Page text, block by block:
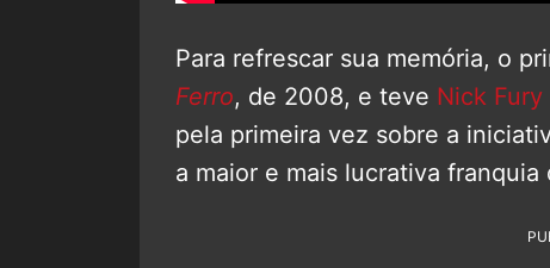
Para refrescar sua memória, o
Ferro, de 2008, e teve Nick Fury
pela primeira vez sobre a
a maior e mais lucrativa